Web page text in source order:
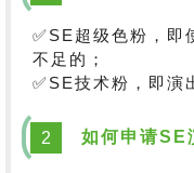
✅SE超级色粉，即
不足的；
✅SE技术粉，即演
2 如何申请SE